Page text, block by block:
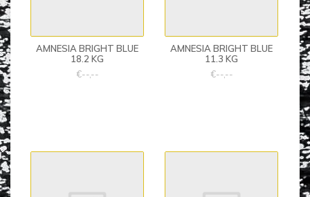
AMNESIA BRIGHT BLUE
18.2 KG
€--,--
AMNESIA BRIGHT BLUE
11.3 KG
€--,--